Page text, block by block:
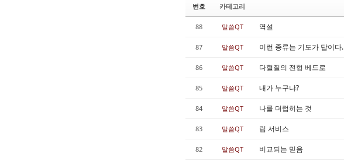
번호 카테고리
88 말씀QT 역설
87 말씀QT 이런 종류는 기도가 답이다.
86 말씀QT 다혈질의 전형 베드로
85 말씀QT 내가 누구냐?
84 말씀QT 나를 더럽히는 것
83 말씀QT 립 서비스
82 말씀QT 비교되는 믿음